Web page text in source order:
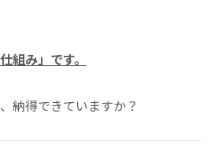
組み」です。
納得できていますか？